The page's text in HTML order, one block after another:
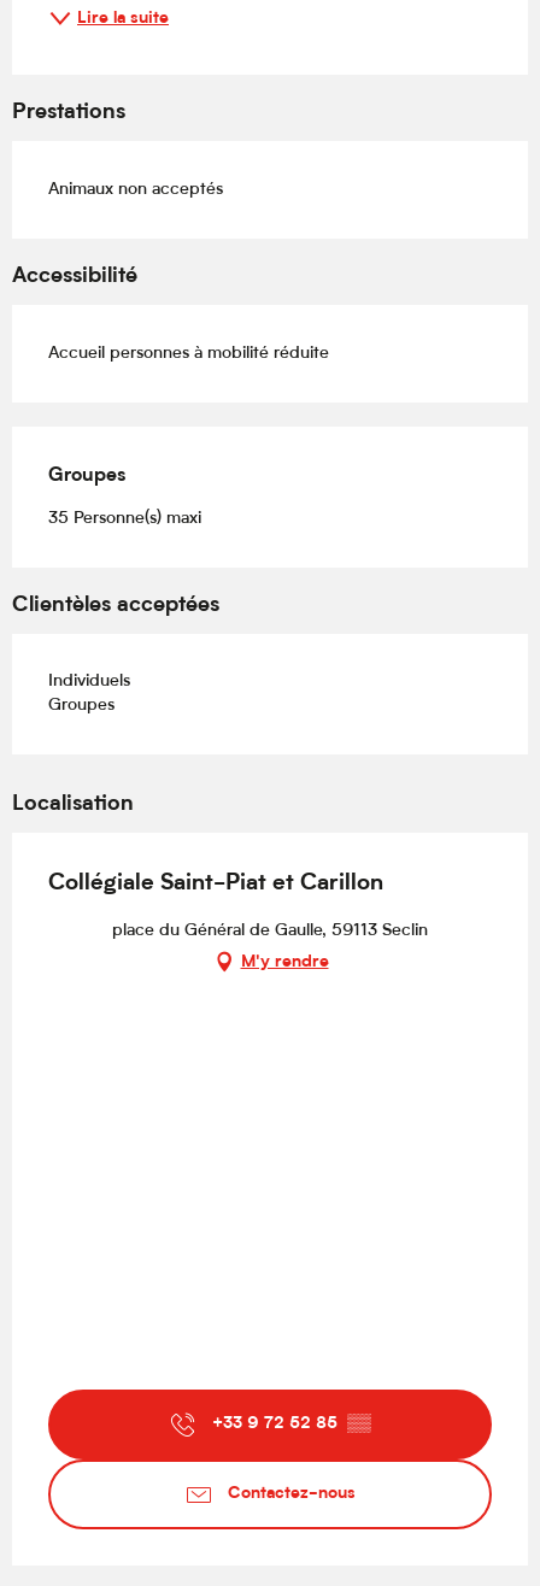
Lire la suite
Prestations
Animaux non acceptés
Accessibilité
Accueil personnes à mobilité réduite
Groupes
Groupes
35 Personne(s) maxi
Clientèles acceptées
Individuels
Groupes
Localisation
Collégiale Saint-Piat et Carillon
place du Général de Gaulle, 59113 Seclin
M'y rendre
+33 9 72 52 85 ▒▒
Contactez-nous